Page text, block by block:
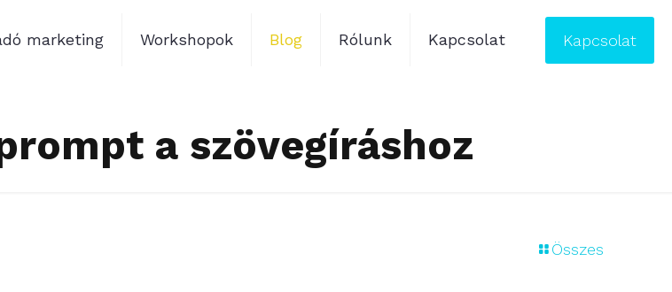
marketing Workshopok Blog Rólunk Kapcsolat Kapcsolat
a szövegíráshoz
Összes